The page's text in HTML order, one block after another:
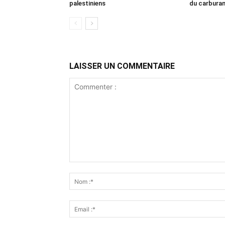
palestiniens du
LAISSER UN COMMENTAIRE